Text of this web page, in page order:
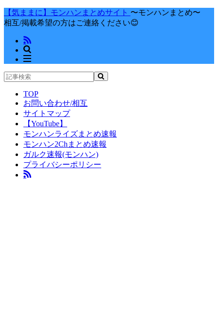
【気ままに】モンハンまとめサイト 〜モンハンまとめ〜
相互/掲載希望の方はご連絡ください😊
TOP
お問い合わせ/相互
サイトマップ
【YouTube】
モンハンライズまとめ速報
モンハン2Chまとめ速報
ガルク速報(モンハン)
プライバシーポリシー